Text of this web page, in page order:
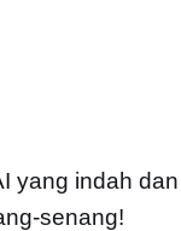
yang indah
senang!